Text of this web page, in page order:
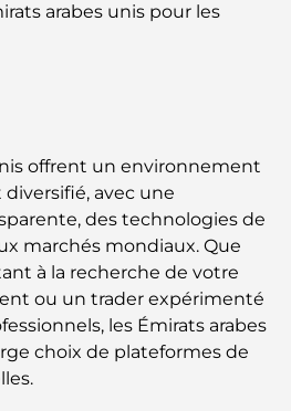
: Le guide ultime des
la capitale
Your Guide to the Best
City
à Abou Dhabi : votre guide
pour faire du shopping en
d'Abu Dhabi pour une
arabes unis pour les
offrent un environnement
avec une
des technologies de
marchés mondiaux. Que
à la recherche de votre
ou un trader expérimenté
les Émirats arabes
choix de plateformes de